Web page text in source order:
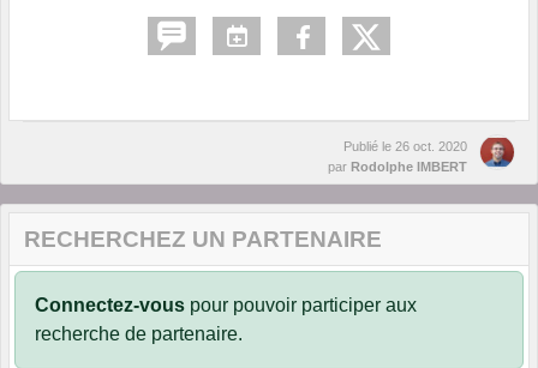
Publié le 26 oct. 2020
par Rodolphe IMBERT
RECHERCHEZ UN PARTENAIRE
Connectez-vous pour pouvoir participer aux
recherche de partenaire.